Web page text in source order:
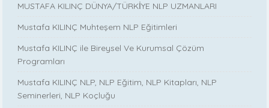
MUSTAFA KILINÇ DÜNYA/TÜRKİYE NLP UZMANLARI
Mustafa KILINÇ Muhteşem NLP Eğitimleri
Mustafa KILINÇ ile Bireysel Ve Kurumsal Çözüm
Programları
Mustafa KILINÇ NLP, NLP Eğitim, NLP Kitapları, NLP
Seminerleri, NLP Koçluğu